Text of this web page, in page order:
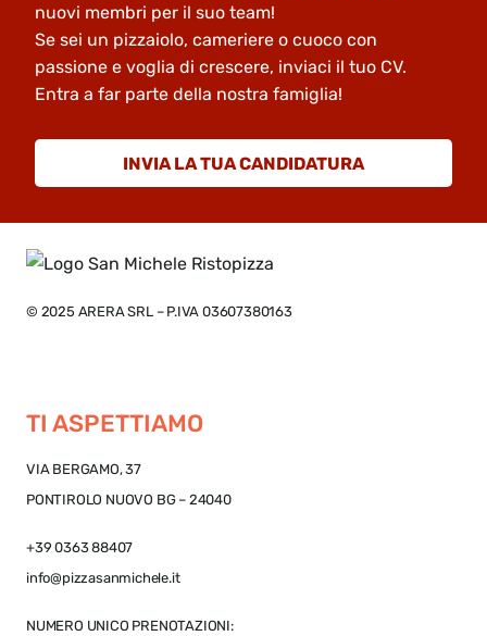
nuovi membri per il suo team!
Se sei un pizzaiolo, cameriere o cuoco con
passione e voglia di crescere, inviaci il tuo CV.
Entra a far parte della nostra famiglia!
INVIA LA TUA CANDIDATURA
© 2025 ARERA SRL – P.IVA 03607380163
TI ASPETTIAMO
VIA BERGAMO, 37
PONTIROLO NUOVO BG – 24040
+39 0363 88407
info@pizzasanmichele.it
NUMERO UNICO PRENOTAZIONI: